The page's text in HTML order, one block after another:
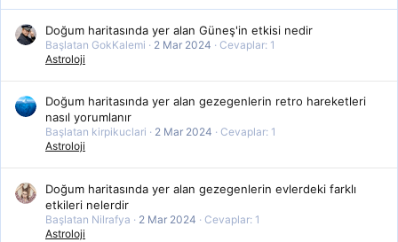
Doğum haritasında yer alan Güneş'in etkisi nedir
Başlatan GokKalemi 2 Mar 2024
Cevaplar: 1
Astroloji
Doğum haritasında yer alan gezegenlerin retro hareketleri
nasıl yorumlanır
Başlatan kirpikuclari 2 Mar 2024
Cevaplar: 1
Astroloji
Doğum haritasında yer alan gezegenlerin evlerdeki farklı
etkileri nelerdir
Başlatan Nilrafya 2 Mar 2024
Cevaplar: 1
Astroloji